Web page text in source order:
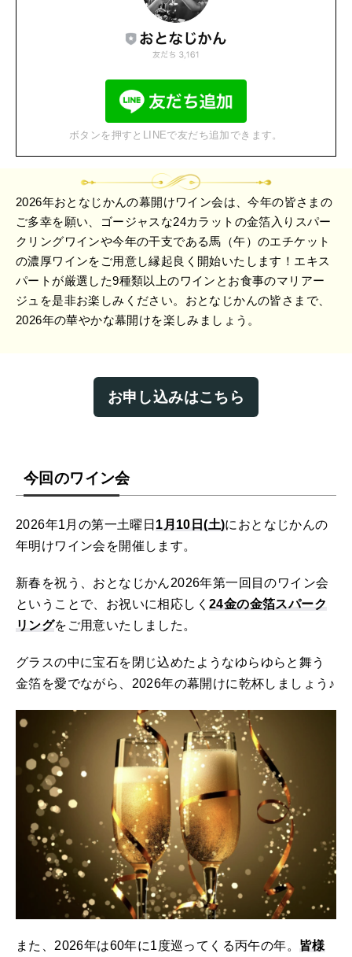
ボタンを押すとLINEで友だち追加できます。
2026年おとなじかんの幕開けワイン会は、今年の皆さまの
ご多幸を願い、ゴージャスな24カラットの金箔入りスパー
クリングワインや今年の干支である馬（午）のエチケット
の濃厚ワインをご用意し縁起良く開始いたします！エキス
パートが厳選した9種類以上のワインとお食事のマリアー
ジュを是非お楽しみください。おとなじかんの皆さまで、
2026年の華やかな幕開けを楽しみましょう。
お申し込みはこちら
今回のワイン会
2026年1月の第一土曜日1月10日(土)におとなじかんの
年明けワイン会を開催します。
新春を祝う、おとなじかん2026年第一回目のワイン会
ということで、お祝いに相応しく 24金の金箔スパーク
リングをご用意いたしました。
グラスの中に宝石を閉じ込めたようなゆらゆらと舞う
金箔を愛でながら、2026年の幕開けに乾杯しましょう♪
また、2026年は60年に1度巡ってくる丙午の年。 皆様